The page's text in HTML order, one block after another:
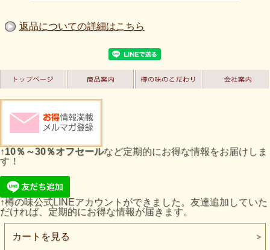
返品についての詳細はこちら
↑10％～30％オフセールなど定期的にお得な情報をお届けしま
す！
↑樽の味公式LINEアカウントができました。友達追加していた
だければ、定期的にお得な情報が届きます。
カートを見る